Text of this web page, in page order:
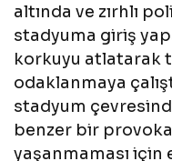
altında ve zırhlı
stadyuma giriş
korkuyu atlatarak
odaklanmaya
stadyum
benzer bir
yaşanmaması için